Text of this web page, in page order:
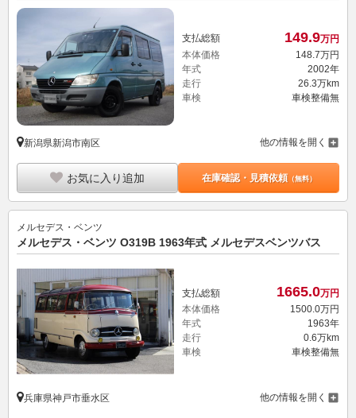
支払総額 149.9万円
本体価格
148. 7万円
年式
2002年
走行
26.3万km
車検
車検整備無
新潟県新潟市南区 他の情報を開く
お気に入り追加 在庫確認・見積依頼（無料）
メルセデス・ベンツ
メルセデス・ベンツ O319B 1963年式 メルセデスベンツバス
支払総額 1665.0万円
本体価格
1500.0万円
年式
1963年
走行
0.6万km
車検
車検整備無
兵庫県神戸市垂水区 他の情報を開く